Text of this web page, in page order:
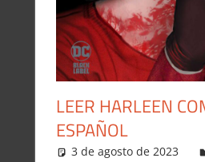
LEER HARLEEN
ESPAÑOL
3 de agosto de 2023